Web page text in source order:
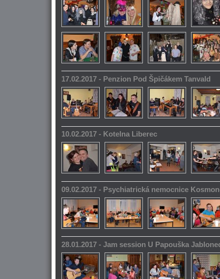
17.02.2017 - Penzion Pod Špičákem Tanvald
10.02.2017 - Kotelna Liberec
09.02.2017 - Psychiatrická nemocnice
28.01.2017 - Jam session U Papouška